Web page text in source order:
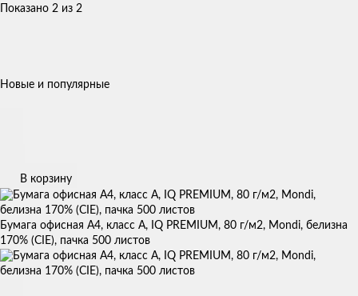
Показано 2 из 2
Новые и популярные
В корзину
Бумага офисная А4, класс А, IQ PREMIUM, 80 г/м2, Mondi, белизна
170% (CIE), пачка 500 листов